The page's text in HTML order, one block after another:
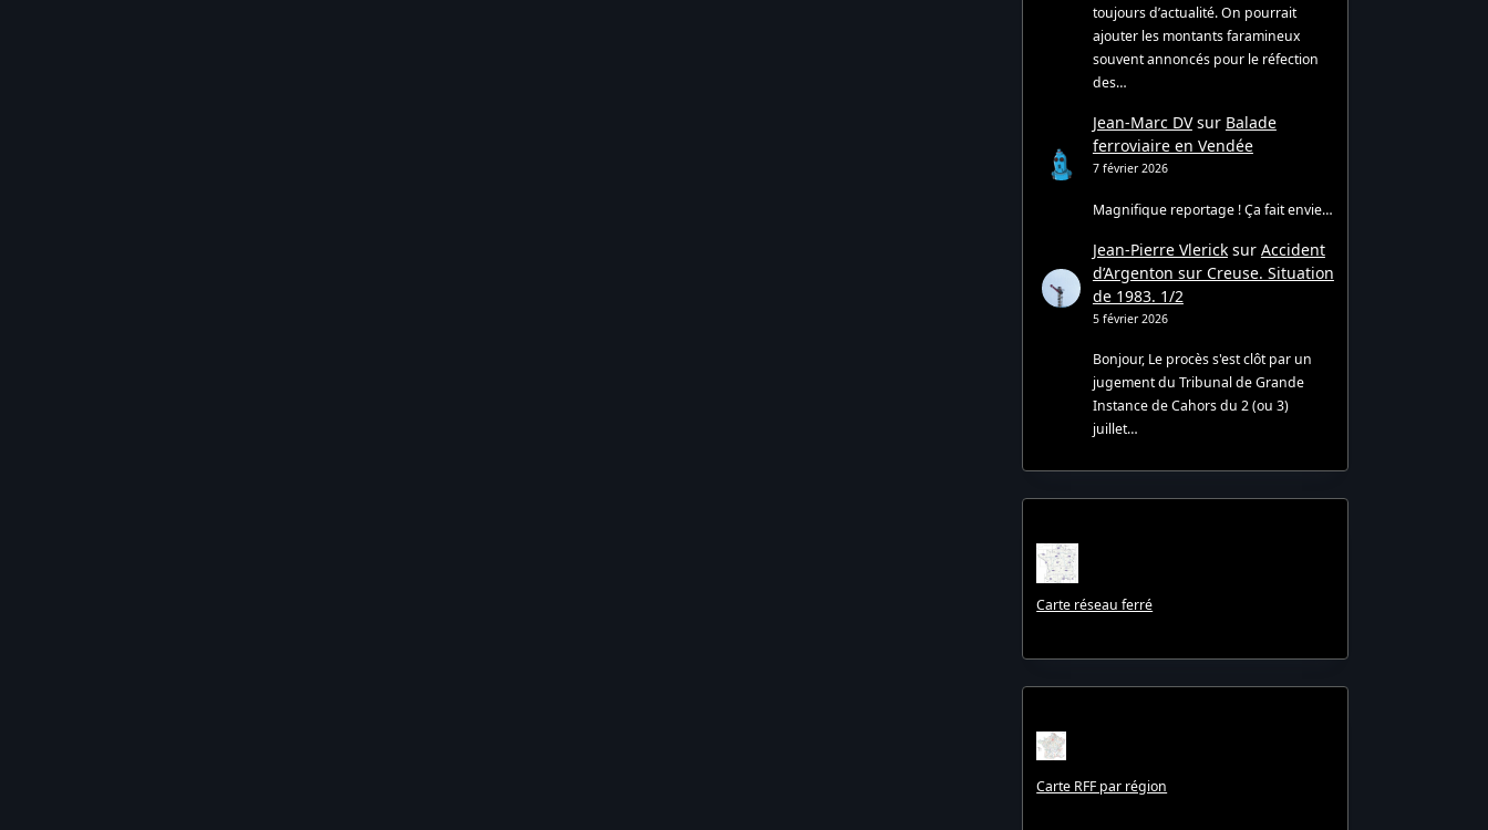
toujours d’actualité. On pourrait
ajouter les montants faramineux
souvent annoncés pour le réfection
des…
Jean-Marc DVsur Balade
ferroviaire en Vendée
7 février 2026
Magnifique reportage ! Ça fait envie…
Jean-Pierre Vlericksur Accident
d’Argenton sur Creuse. Situation
de 1983. 1/2
5 février 2026
Bonjour, Le procès s'est clôt par un
jugement du Tribunal de Grande
Instance de Cahors du 2 (ou 3)
juillet…
Carte réseau ferré
Carte RFF par région